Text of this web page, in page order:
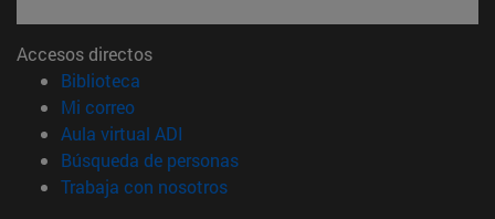
Accesos directos
Biblioteca
Mi correo(abre en nueva ventana)
Aula virtual ADI
Búsqueda de personas(abre en nueva ventana)
Trabaja con nosotros(abre en nueva ventana)